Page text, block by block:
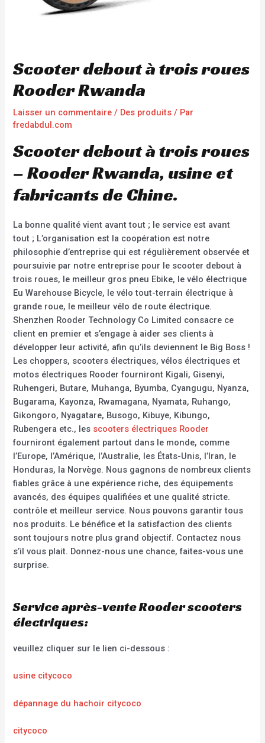
Scooter debout à trois roues
Rooder Rwanda
Laisser un commentaire / Des produits / Par
fredabdul.com
Scooter debout à trois roues
– Rooder Rwanda, usine et
fabricants de Chine.
La bonne qualité vient avant tout ; le service est avant
tout ; L’organisation est la coopération est notre
philosophie d’entreprise qui est régulièrement observée et
poursuivie par notre entreprise pour le scooter debout à
trois roues, le meilleur gros pneu Ebike, le vélo électrique
Eu Warehouse Bicycle, le vélo tout-terrain électrique à
grande roue, le meilleur vélo de route électrique.
Shenzhen Rooder Technology Co Limited consacre ce
client en premier et s’engage à aider ses clients à
développer leur activité, afin qu’ils deviennent le Big Boss !
Les choppers, scooters électriques, vélos électriques et
motos électriques Rooder fourniront Kigali, Gisenyi,
Ruhengeri, Butare, Muhanga, Byumba, Cyangugu, Nyanza,
Bugarama, Kayonza, Rwamagana, Nyamata, Ruhango,
Gikongoro, Nyagatare, Busogo, Kibuye, Kibungo,
Rubengera etc., les scooters électriques Rooder
fourniront également partout dans le monde, comme
l’Europe, l’Amérique, l’Australie, les États-Unis, l’Iran, le
Honduras, la Norvège. Nous gagnons de nombreux clients
fiables grâce à une expérience riche, des équipements
avancés, des équipes qualifiées et une qualité stricte.
contrôle et meilleur service. Nous pouvons garantir tous
nos produits. Le bénéfice et la satisfaction des clients
sont toujours notre plus grand objectif. Contactez nous
s’il vous plait. Donnez-nous une chance, faites-vous une
surprise.
Service après-vente Rooder scooters
électriques:
veuillez cliquer sur le lien ci-dessous :
usine citycoco
dépannage du hachoir citycoco
citycoco